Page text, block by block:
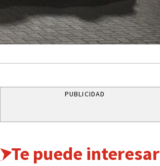
PUBLICIDAD
Te puede interesar